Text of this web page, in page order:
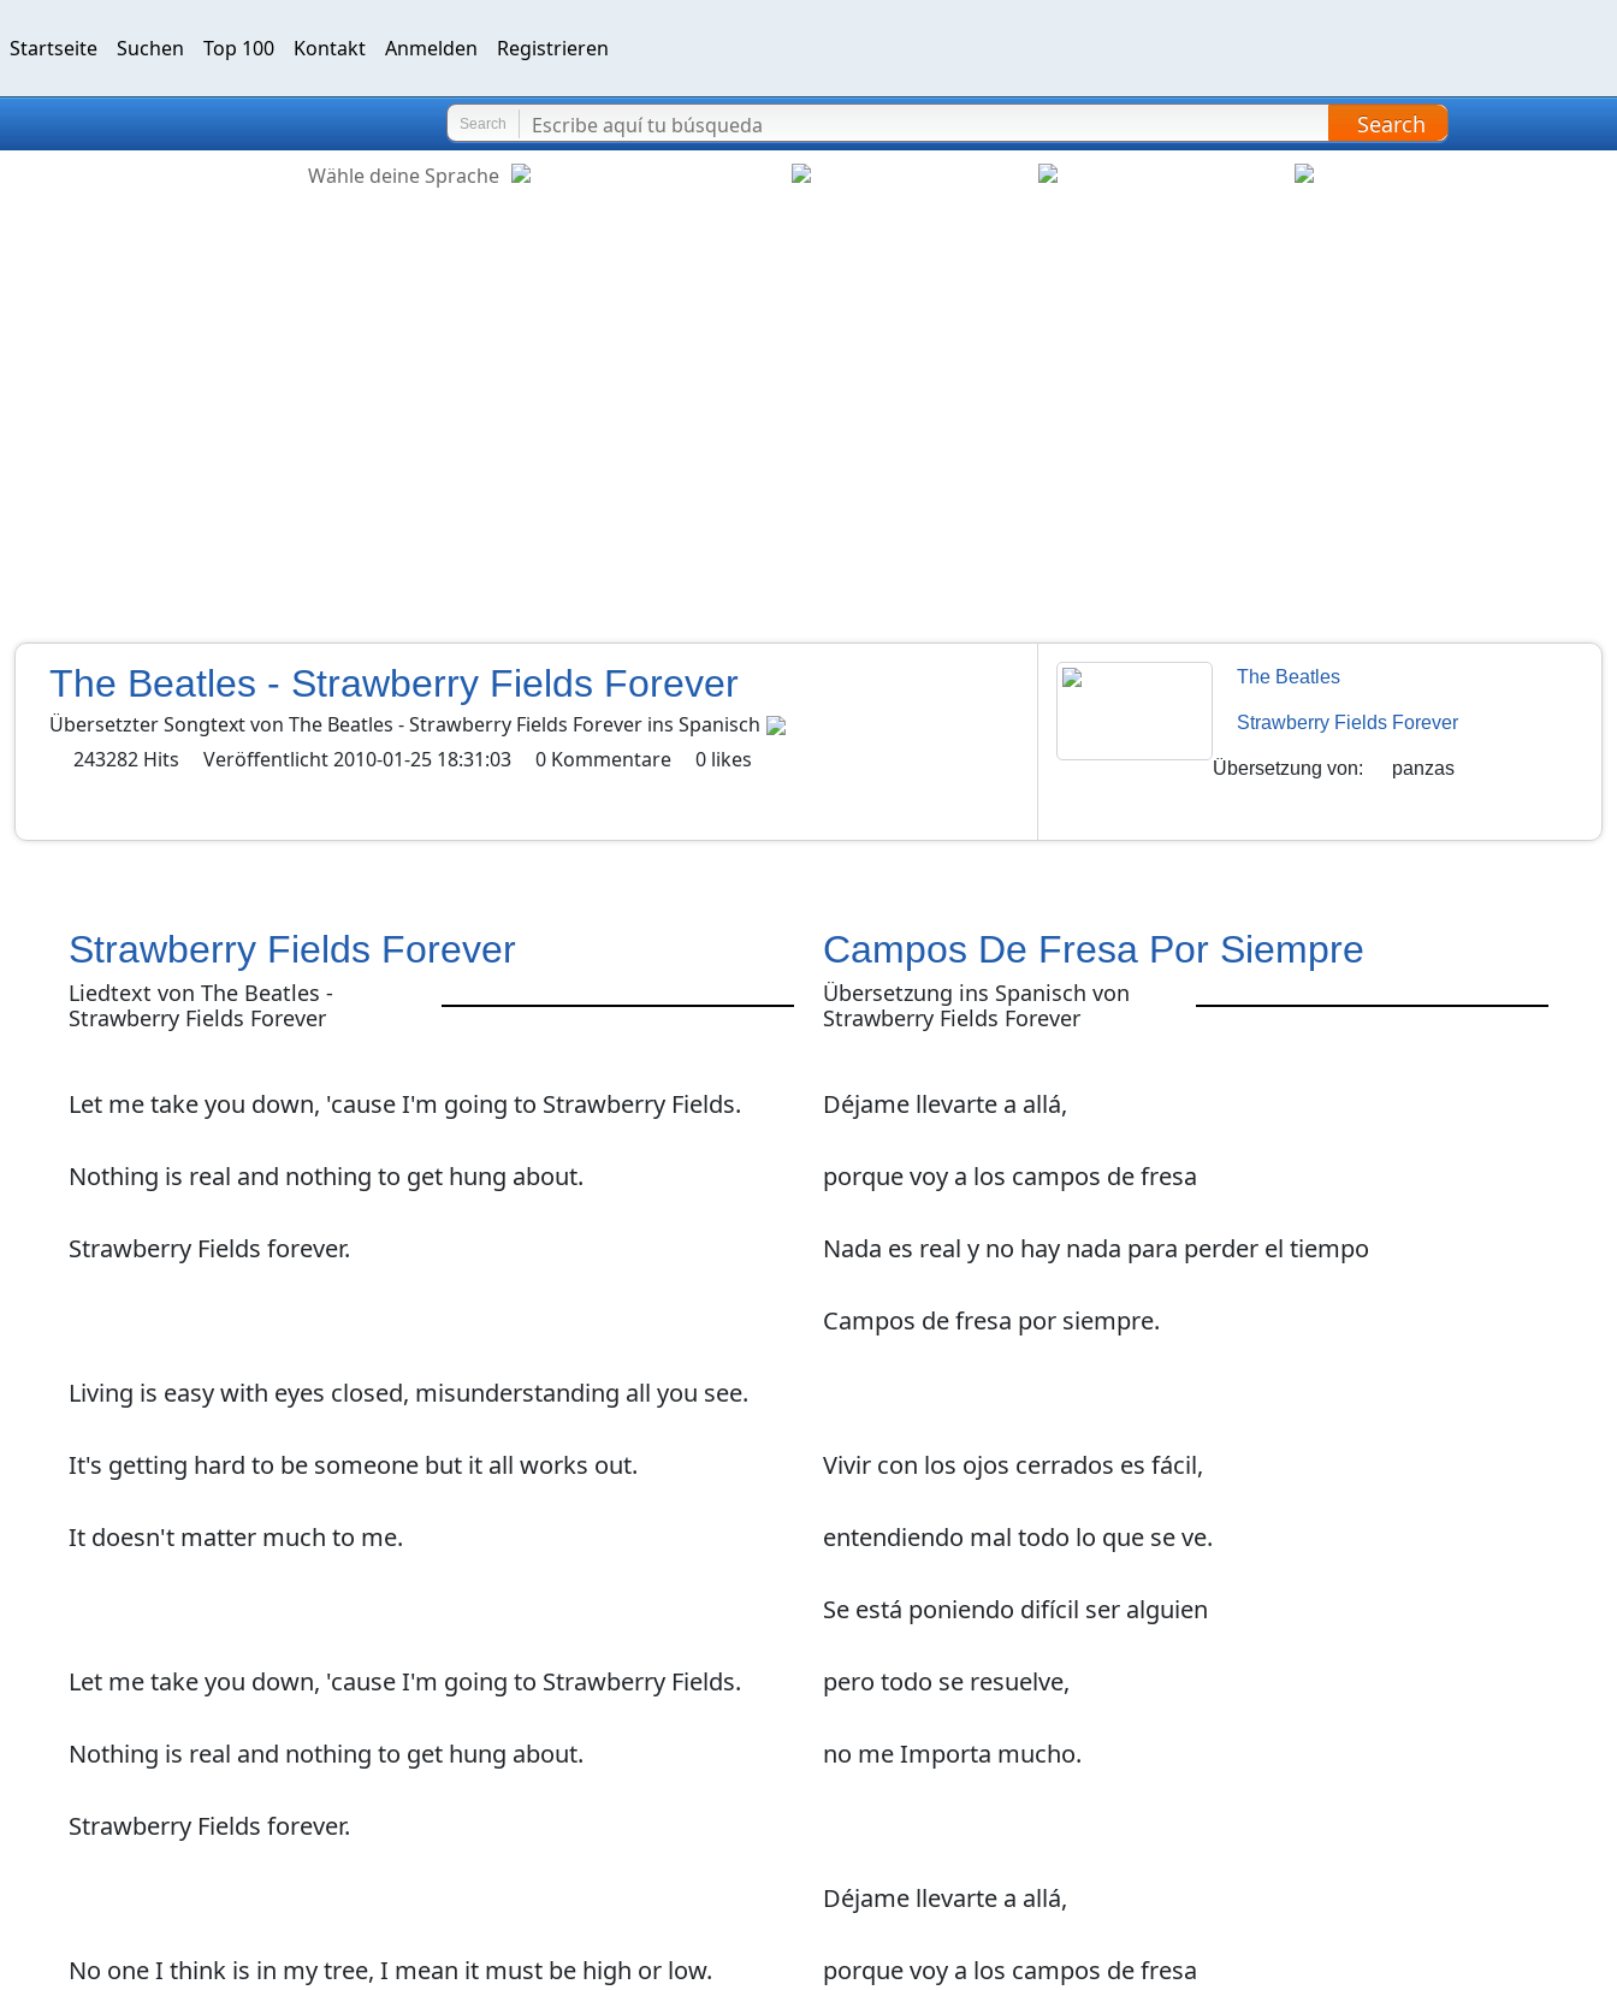
Startseite Suchen Top 100 Kontakt Anmelden Registrieren
Search Search
Wähle deine Sprache
The Beatles - Strawberry Fields Forever
Übersetzter Songtext von The Beatles -Strawberry Fields Forever ins Spanisch
243282 Hits Veröffentlicht2010-01-25 18:31:03 0 Kommentare 0 likes
The Beatles
Strawberry Fields Forever
Übersetzung von: panzas
Strawberry Fields Forever
Liedtext von The Beatles -
Strawberry Fields Forever
Let me take you down, 'cause I'm going to Strawberry Fields.
Nothing is real and nothing to get hung about.
Strawberry Fields forever.
Living is easy with eyes closed, misunderstanding all you see.
It's getting hard to be someone but it all works out.
It doesn't matter much to me.
Let me take you down, 'cause I'm going to Strawberry Fields.
Nothing is real and nothing to get hung about.
Strawberry Fields forever.
No one I think is in my tree, I mean it must be high or low.
Campos De Fresa Por Siempre
Übersetzung ins Spanisch von
Strawberry Fields Forever
Déjame llevarte a allá,
porque voy a los campos de fresa
Nada es real y no hay nada para perder el tiempo
Campos de fresa por siempre.
Vivir con los ojos cerrados es fácil,
entendiendo mal todo lo que se ve.
Se está poniendo difícil ser alguien
pero todo se resuelve,
no me Importa mucho.
Déjame llevarte a allá,
porque voy a los campos de fresa